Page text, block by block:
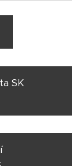
SK